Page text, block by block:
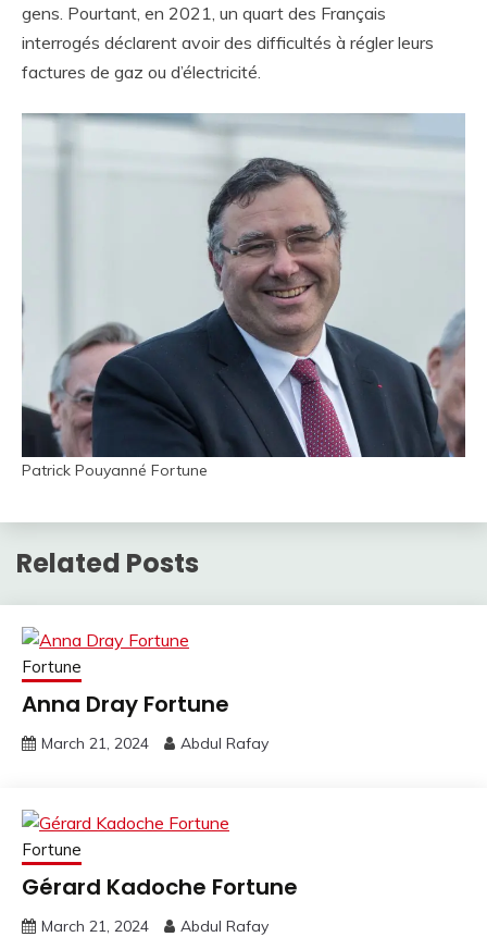
gens. Pourtant, en 2021, un quart des Français
interrogés déclarent avoir des difficultés à régler leurs
factures de gaz ou d’électricité.
Patrick Pouyanné Fortune
Related Posts
Fortune
Anna Dray Fortune
March 21, 2024 Abdul Rafay
Fortune
Gérard Kadoche Fortune
March 21, 2024 Abdul Rafay